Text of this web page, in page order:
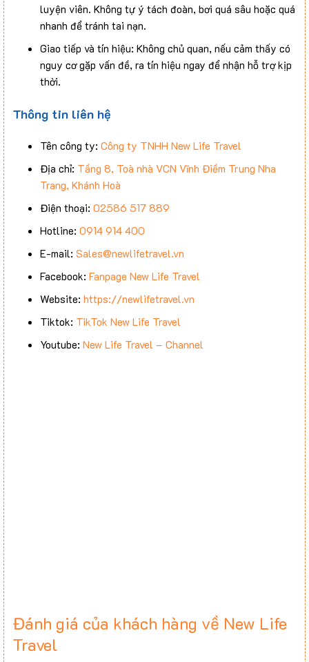
luyện viên. Không tự ý tách đoàn, bơi quá sâu hoặc quá
nhanh để tránh tai nạn.
Giao tiếp và tín hiệu: Không chủ quan, nếu cảm thấy có
nguy cơ gặp vấn đề, ra tín hiệu ngay để nhận hỗ trợ kịp
thời.
Thông tin liên hệ
Tên công ty: Công ty TNHH New Life Travel
Địa chỉ: Tầng 8, Toà nhà VCN Vĩnh Điềm Trung Nha
Trang, Khánh Hoà
Điện thoại: 02586 517 889
Hotline: 0914 914 400
E-mail: Sales@newlifetravel.vn
Facebook: Fanpage New Life Travel
Website: https://newlifetravel.vn
Tiktok: TikTok New Life Travel
Youtube: New Life Travel – Channel
Đánh giá của khách hàng về New Life
Travel